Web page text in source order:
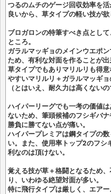
つるのムチのゲージ回収効率を
良いから、草タイプの軽い技が欲
ブロガロンの特筆すべき点とし
ところ。
ガラルマッギョのメインウエポ
ため、有利な対面を作ることが出
草タイプでもありマリルリも得
やすいマリルリ＋ガラルマッギョ
（とはいえ、耐久力は高くないの
ハイパーリーグでも一考の価値
ないため、筆頭候補のフシギバ
勝負に勝てない点が痛い。
ハイパープレミアは鋼タイプの
い。また、使用率トップ2のフシ
利なのは頂けない。
覚える技が草＋格闘となるため
り、いわゆる絶望対面が多い。
特に飛行タイプは厳しく、エア